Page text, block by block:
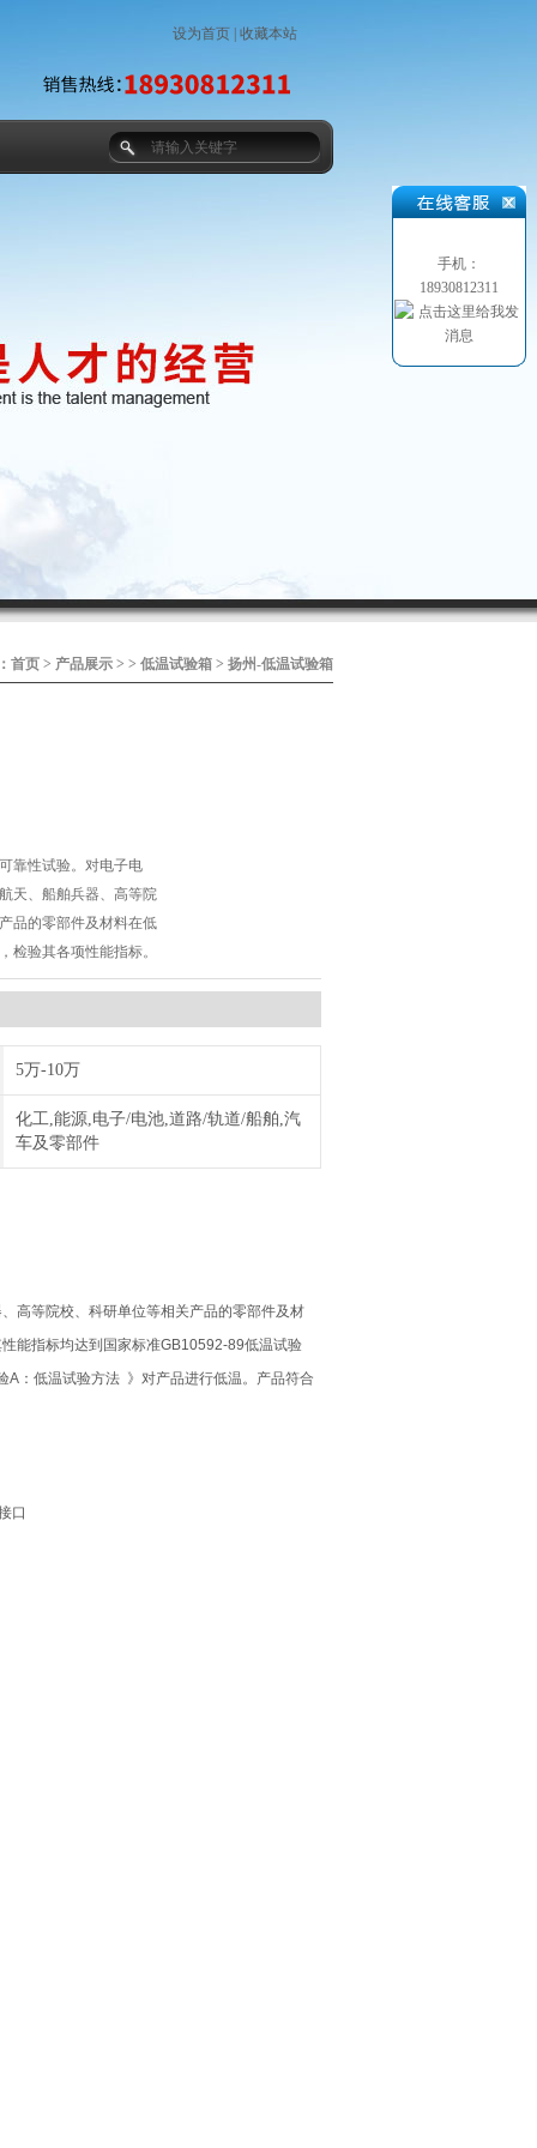
设为首页| 收藏本站
首页> 产品展示> > 低温试验箱> 扬州-低温试验箱
靠性试验。对电子电
天、船舶兵器、高等院
品的零部件及材料在低
检验其各项性能指标。
5万-10万
化工,能源,电子/电池,道路/轨道/船舶,汽
车及零部件
高等院校、科研单位等相关产品的零部件及材
能指标均达到国家标准GB10592-89低温试验
A：低温试验方法 》对产品进行低温。产品符合
口
手机：
18930812311